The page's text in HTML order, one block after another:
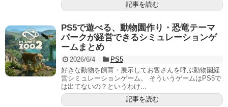
記事を読む
PS5で遊べる、動物園作り・恐竜テーマ
パークが経営できるシミュレーションゲ
ームまとめ
2026/6/4
PS5
好きな動物を飼育・展示してお客さんを呼ぶ動物園経
営シミュレーションゲーム。 そういうゲームはPS5で
は出てないの？というわけ...
記事を読む